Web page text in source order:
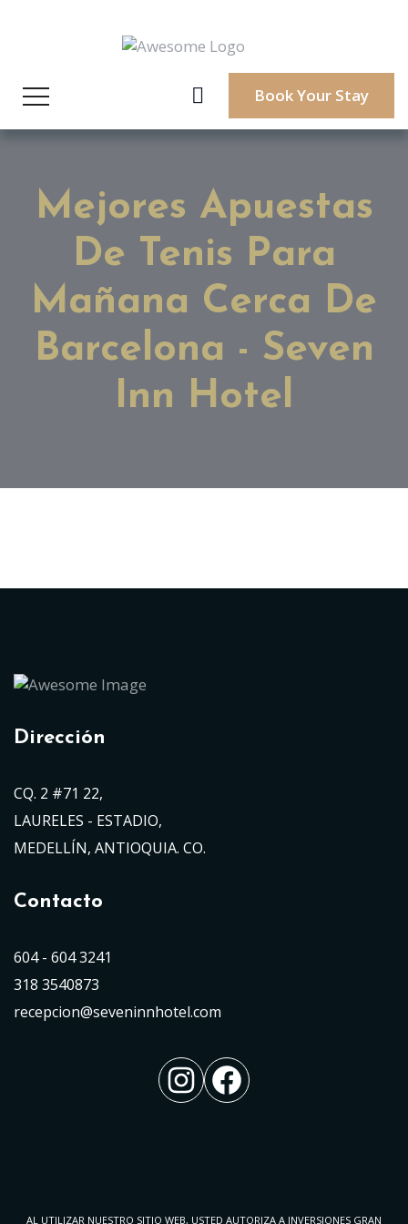
Book Your Stay
Mejores Apuestas
De Tenis Para
Mañana Cerca De
Barcelona - Seven
Inn Hotel
Dirección
CQ. 2 #71 22,
LAURELES - ESTADIO,
MEDELLÍN, ANTIOQUIA. CO.
Contacto
604 - 604 3241
318 3540873
recepcion@seveninnhotel.com
Instagram
Facebook
AL UTILIZAR NUESTRO SITIO WEB, USTED AUTORIZA A INVERSIONES GRAN